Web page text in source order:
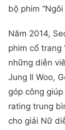
bộ phim
Năm 2014,
phim cổ trang
những diễn
Jung Il Woo,
góp công
rating trung
cho giải Nữ